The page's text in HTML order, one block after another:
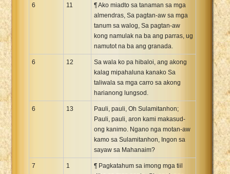
6 11
¶ Ako miadto sa tanaman sa mga
almendras, Sa pagtan-aw sa mga
tanum sa walog, Sa pagtan-aw
kong namulak na ba ang parras, ug
namutot na ba ang granada.
6 12
Sa wala ko pa hibaloi, ang akong
kalag mipahaluna kanako Sa
taliwala sa mga carro sa akong
harianong lungsod.
6 13
Pauli, pauli, Oh Sulamitanhon;
Pauli, pauli, aron kami makasud-
ong kanimo. Ngano nga motan-aw
kamo sa Sulamitanhon, Ingon sa
sayaw sa Mahanaim?
7 1
¶ Pagkatahum sa imong mga tiil